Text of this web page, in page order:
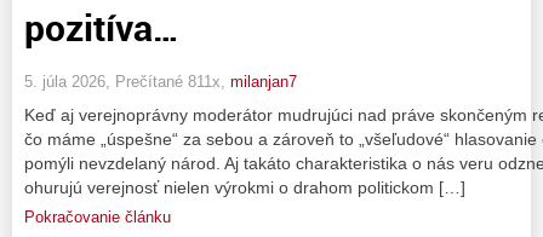
pozitíva…
5. júla 2026, Prečítané 811x, milanjan7
Keď aj verejnoprávny moderátor mudrujúci nad práve skončeným
čo máme „úspešne“ za sebou a zároveň to „všeľudové“
pomýli nevzdelaný národ. Aj takáto charakteristika o nás veru
ohurujú verejnosť nielen výrokmi o drahom politickom […]
Pokračovanie článku